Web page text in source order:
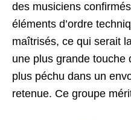
des musiciens
éléments d’ordre
maîtrisés, ce qui serait
une plus grande touche
plus péchu dans un
retenue. Ce groupe